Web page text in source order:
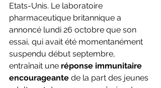
Etats-Unis. Le laboratoire
pharmaceutique britannique a
annoncé lundi 26 octobre que son
essai, qui avait été momentanément
suspendu début septembre,
entraînait une réponse immunitaire
encourageante de la part des jeunes